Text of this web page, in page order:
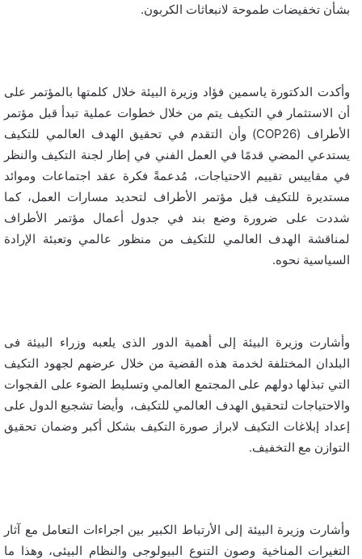
بشأن تخفيضات طموحة لانبعاثات الكربون.
وأكدت الدكتورة ياسمين فؤاد وزيرة البيئة خلال كلمتها بالمؤتمر على
أن الاستثمار في التكيف يتم من خلال خطوات عملية تبدأ قبل مؤتمر
الأطراف (COP26) وأن التقدم في تحقيق الهدف العالمي للتكيف
يستدعي المضي قدمًا في العمل الفني في إطار لجنة التكيف والنظر
في مقاييس تقييم الاحتياجات، مُدعمةً فكرة عقد اجتماعات وموائد
مستديرة للتكيف قبل مؤتمر الأطراف لتحديد مسارات العمل، كما
شددت على ضرورة وضع بند في جدول أعمال مؤتمر الأطراف
لمناقشة الهدف العالمي للتكيف من منظور عالمي وتعبئة الإرادة
السياسية نحوه.
وأشارت وزيرة البيئة إلى أهمية الدور الذى يلعبه وزراء البيئة فى
البلدان المختلفة لخدمة هذه القضية من خلال عرضهم لجهود التكيف
التي تبذلها دولهم على المجتمع العالمي وتسليط الضوء على الفجوات
والاحتياجات لتحقيق الهدف العالمي للتكيف، وأيضا تشجيع الدول على
إعداد إبلاغات التكيف لابراز صورة التكيف بشكل أكبر وضمان تحقيق
التوازن مع التخفيف.
وأشارت وزيرة البيئة إلى الأرتباط الكبير بين اجراءات التعامل مع آثار
التغيرات المناخية وصون التنوع البيولوجى والنظام البيئى، وهذا ما